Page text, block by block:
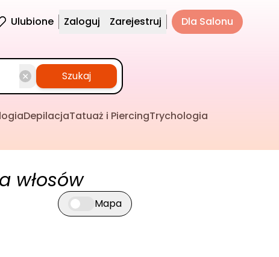
Ulubione Zaloguj Zarejestruj Dla Salonu
Szukaj
DepilacjaTatuaż i PiercingTrychologia
włosów
Przełącz widok mapy
Mapa